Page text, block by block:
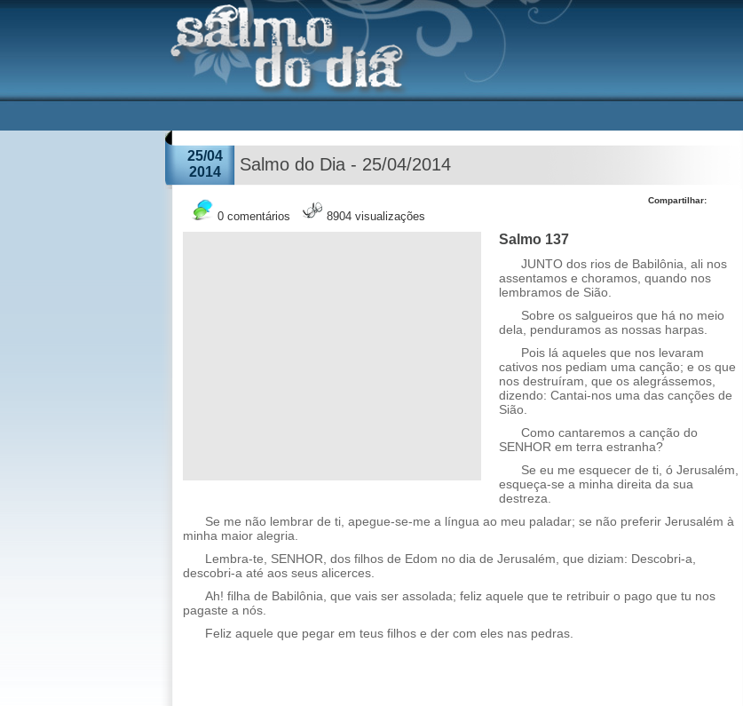
25/04
2014
Salmo do Dia - 25/04/2014
0 comentários 8904 visualizações
Compartilhar:
Salmo 137
JUNTO dos rios de Babilônia, ali nos
assentamos e choramos, quando nos
lembramos de Sião.
Sobre os salgueiros que há no meio
dela, penduramos as nossas harpas.
Pois lá aqueles que nos levaram
cativos nos pediam uma canção; e os que
nos destruíram, que os alegrássemos,
dizendo: Cantai-nos uma das canções de
Sião.
Como cantaremos a canção do
SENHOR em terra estranha?
Se eu me esquecer de ti, ó Jerusalém,
esqueça-se a minha direita da sua
destreza.
Se me não lembrar de ti, apegue-se-me a língua ao meu paladar; se não preferir Jerusalém à
minha maior alegria.
Lembra-te, SENHOR, dos filhos de Edom no dia de Jerusalém, que diziam: Descobri-a,
descobri-a até aos seus alicerces.
Ah! filha de Babilônia, que vais ser assolada; feliz aquele que te retribuir o pago que tu nos
pagaste a nós.
Feliz aquele que pegar em teus filhos e der com eles nas pedras.